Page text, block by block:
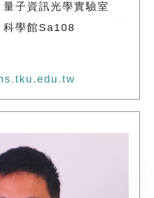
子資訊光學實驗室
學館Sa108